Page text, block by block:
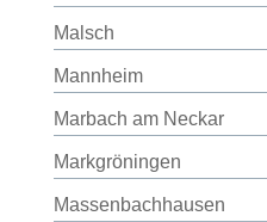
Malsch
Mannheim
Marbach am Neckar
Markgröningen
Massenbachhausen